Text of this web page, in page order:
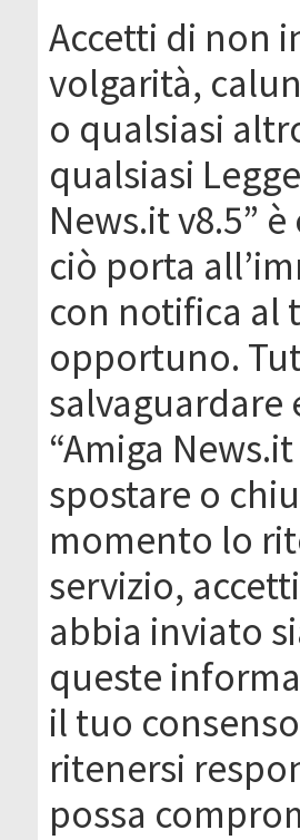
Accetti di non
volgarità,
o qualsiasi
qualsiasi
News.it v8.5”
ciò porta
con notifica al
opportuno.
salvaguardare
“Amiga
spostare o
momento lo
servizio,
abbia inviato
queste
il tuo
ritenersi
possa